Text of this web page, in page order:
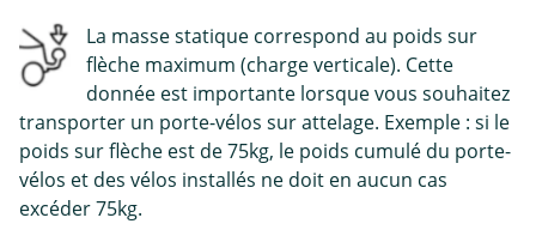
La masse statique correspond au poids sur
flèche maximum (charge verticale). Cette
donnée est importante lorsque vous souhaitez
transporter un porte-vélos sur attelage. Exemple : si le
poids sur flèche est de 75kg, le poids cumulé du porte-
vélos et des vélos installés ne doit en aucun cas
excéder 75kg.